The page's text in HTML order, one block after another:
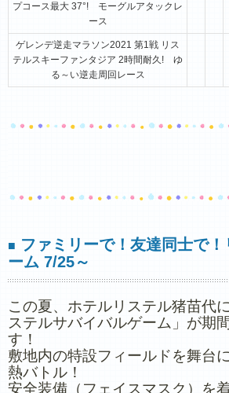
プコース最大 37°! モーグルアタックレ
ース
ゲレンデ逆走マラソン2021 第1戦 リス
テルスキーファンタジア 2時間耐久! ゆ
る～い逆走周回レース
■ ファミリーで！友達同士で
ーム 7/25～
この夏、ホテルリステル猪苗代
ステルサバイバルゲーム」が期
す！
敷地内の特設フィールドを舞台
熱バトル！
安全装備（フェイスマスク）を